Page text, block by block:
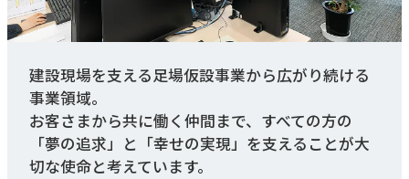
建設現場を支える足場仮設事業から広がり続ける
事業領域。
お客さまから共に働く仲間まで、すべての方の
「夢の追求」と「幸せの実現」を支えることが大
切な使命と考えています。